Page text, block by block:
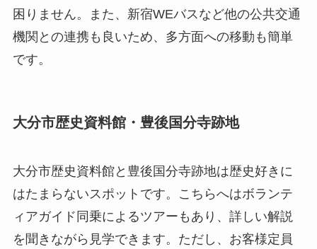
困りません。また、新宿WEバスなど他の公共交通
機関との連携も良いため、多方面への移動も簡単
です。
大分市歴史資料館・豊後国分寺跡地
大分市歴史資料館と豊後国分寺跡地は歴史好きに
はたまらないスポットです。こちらへはボランテ
ィアガイド同乗によるツアーもあり、詳しい解説
を聞きながら見学できます。ただし、お客様定員